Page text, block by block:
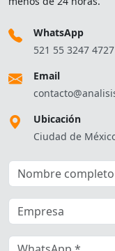
WhatsApp
521 55 3247 4727
Email
Ubicación
Ciudad de